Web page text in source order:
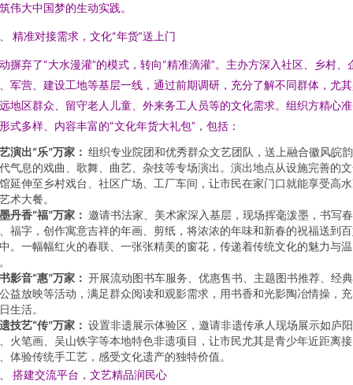
伟大中国梦的生动实践。
精准对接需求，文化“年货”送上门
摒弃了“大水漫灌”的模式，转向“精准滴灌”。主办方深入社区、乡村、
军营、建设工地等基层一线，通过前期调研，充分了解不同群体，尤
地区群众、留守老人儿童、外来务工人员等的文化需求。组织方精心
式多样、内容丰富的“文化年货大礼包”，包括：
演出“乐”万家： 组织专业院团和优秀群众文艺团队，送上融合徽风皖
气息的戏曲、歌舞、曲艺、杂技等专场演出。演出地点从设施完善的
延伸至乡村戏台、社区广场、工厂车间，让市民在家门口就能享受高
术大餐。
丹香“福”万家： 邀请书法家、美术家深入基层，现场挥毫泼墨，书写春
福字，创作寓意吉祥的年画、剪纸，将浓浓的年味和新春的祝福送到
。一幅幅红火的春联、一张张精美的窗花，传递着传统文化的魅力与温
影音“惠”万家： 开展流动图书车服务、优惠售书、主题图书推荐、经
益放映等活动，满足群众阅读和观影需求，用书香和光影陶冶情操，
生活。
技艺“传”万家： 设置非遗展示体验区，邀请非遗传承人现场展示如庐
火笔画、吴山铁字等本地特色非遗项目，让市民尤其是青少年近距离接
体验传统手工艺，感受文化遗产的独特价值。
搭建交流平台，文艺精品润民心